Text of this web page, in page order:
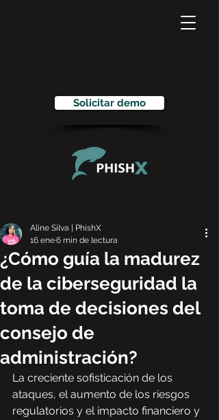
Solicitar demo
¿Cómo guía la madurez
de la ciberseguridad la
toma de decisiones del
consejo de
administración?
Aline Silva | PhishX
16 ene6 min de lectura
La creciente sofisticación de los
ataques, el aumento de los riesgos
regulatorios y el impacto financiero y